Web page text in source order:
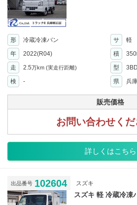
形 冷蔵冷凍バン サ
軽
年
2022(R04) 積 350
走 2.5万km (実走行距離) 型
検
- 県 兵
販売価格
お問い合わせくだ
詳しくはこちら
出品番号 102604 スズキ
スズキ 軽 冷蔵冷凍